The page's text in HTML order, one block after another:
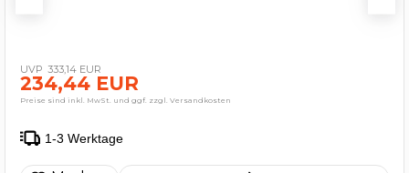
333,14 EUR
234,44 EUR
Preise sind inkl. MwSt. und ggf. zzgl. Versandkosten
1-3 Werktage